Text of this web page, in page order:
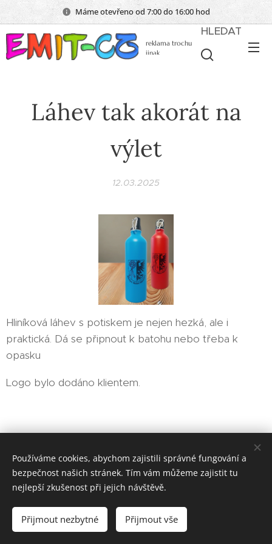
Máme otevřeno od 7:00 do 16:00 hod
reklama trochu
jinak
HLEDAT
Láhev tak akorát na
výlet
12.03.2025
Hliníková láhev s potiskem je nejen hezká, ale i
praktická. Dá se připnout k batohu nebo třeba k
opasku👍
Logo bylo dodáno klientem.
EMIT-CZ sociální podnik, s. r. o.
Vytvořeno službouWebnode Cookies
Jazyky
Čeština
Magyar English
Používáme cookies, abychom zajistili správné fungování a
bezpečnost našich stránek. Tím vám můžeme zajistit tu
nejlepší zkušenost při jejich návštěvě.
Přijmout nezbytné Přijmout vše